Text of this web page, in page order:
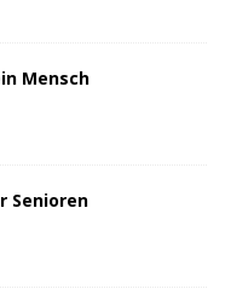
Mensch
Senioren